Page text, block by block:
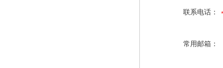
联系电话：
常用邮箱：